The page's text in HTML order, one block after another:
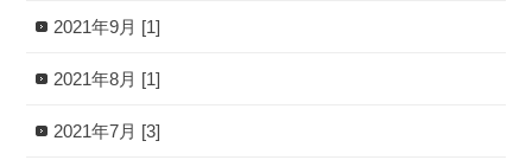
2021年9月 [1]
2021年8月 [1]
2021年7月 [3]